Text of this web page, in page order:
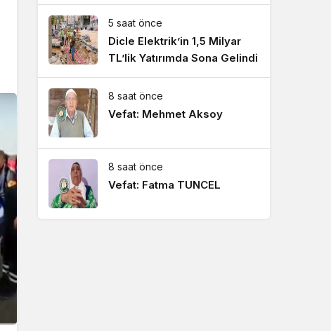
5 saat önce
Dicle Elektrik’in 1,5 Milyar
TL’lik Yatırımda Sona Gelindi
8 saat önce
Vefat: Mehmet Aksoy
8 saat önce
Vefat: Fatma TUNCEL